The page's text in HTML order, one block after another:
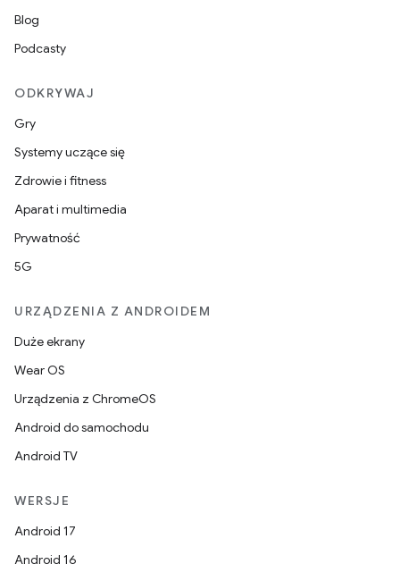
Blog
Podcasty
ODKRYWAJ
Gry
Systemy uczące się
Zdrowie i fitness
Aparat i multimedia
Prywatność
5G
URZĄDZENIA Z ANDROIDEM
Duże ekrany
Wear OS
Urządzenia z ChromeOS
Android do samochodu
Android TV
WERSJE
Android 17
Android 16